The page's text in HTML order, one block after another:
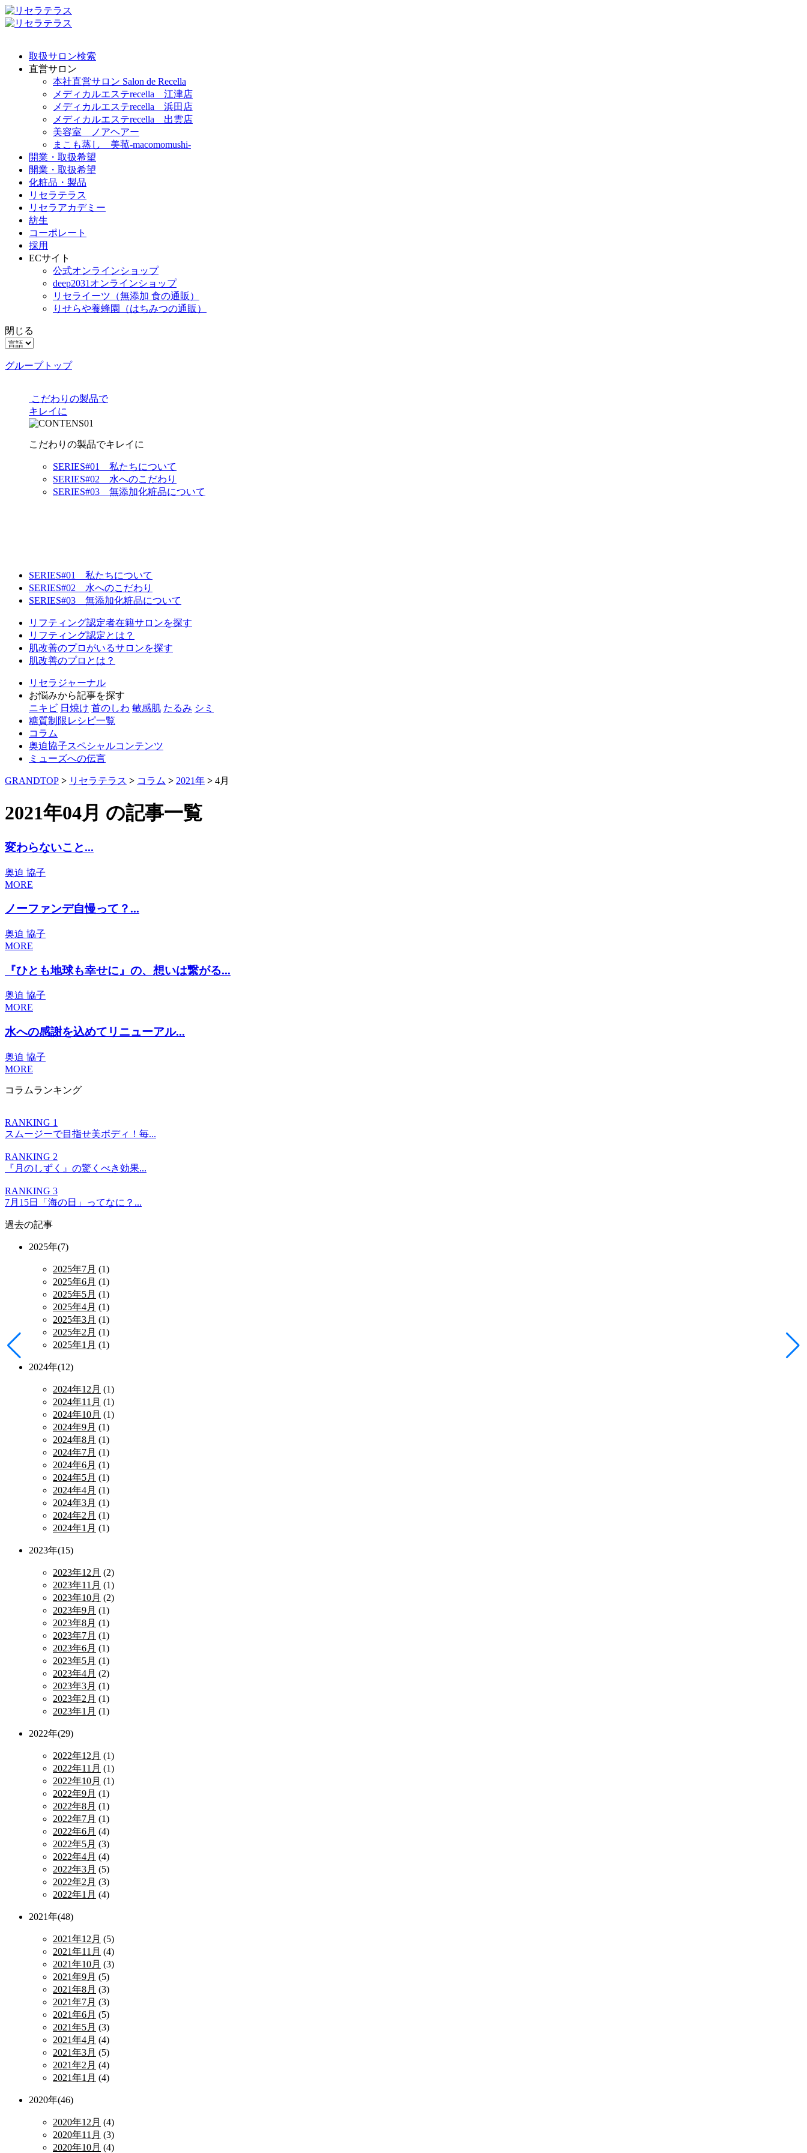
取扱サロン検索
直営サロン
本社直営サロン Salon de Recella
メディカルエステrecella 江津店
メディカルエステrecella 浜田店
メディカルエステrecella 出雲店
美容室 ノアヘアー
まこも蒸し 美菰-macomomushi-
開業・取扱希望
開業・取扱希望
化粧品・製品
リセラテラス
リセラアカデミー
紡生
コーポレート
採用
ECサイト
公式オンラインショップ
deep2031オンラインショップ
リセライーツ （無添加 食の通販）
りせらや養蜂園
（はちみつの通販）
閉じる
グループトップ
こだわりの製品で
キレイに
こだわりの製品でキレイに
SERIES#01 私たちについて
SERIES#02 水へのこだわり
SERIES#03 無添加化粧品について
SERIES#01 私たちについて
SERIES#02 水へのこだわり
SERIES#03 無添加化粧品について
リフティング認定者在籍サロンを探す
リフティング認定とは？
肌改善のプロがいるサロンを探す
肌改善のプロとは？
リセラジャーナル
お悩みから記事を探す
ニキビ 日焼け 首のしわ 敏感肌 たるみ シミ
糖質制限レシピ一覧
コラム
奥迫協子スペシャルコンテンツ
ミューズへの伝言
GRANDTOP > リセラテラス > コラム > 2021年 > 4月
2021年04月 の記事一覧
変わらないこと...
奥迫 協子
MORE
ノーファンデ自慢って？...
奥迫 協子
MORE
『ひとも地球も幸せに』の、想いは繋がる...
奥迫 協子
MORE
水への感謝を込めてリニューアル...
奥迫 協子
MORE
コラムランキング
RANKING 1
スムージーで目指せ美ボディ！毎...
RANKING 2
『月のしずく』の驚くべき効果...
RANKING 3
7月15日「海の日」ってなに？...
過去の記事
2025年(7)
2025年7月 (1)
2025年6月 (1)
2025年5月 (1)
2025年4月 (1)
2025年3月 (1)
2025年2月 (1)
2025年1月 (1)
2024年(12)
2024年12月 (1)
2024年11月 (1)
2024年10月 (1)
2024年9月 (1)
2024年8月 (1)
2024年7月 (1)
2024年6月 (1)
2024年5月 (1)
2024年4月 (1)
2024年3月 (1)
2024年2月 (1)
2024年1月 (1)
2023年(15)
2023年12月 (2)
2023年11月 (1)
2023年10月 (2)
2023年9月 (1)
2023年8月 (1)
2023年7月 (1)
2023年6月 (1)
2023年5月 (1)
2023年4月 (2)
2023年3月 (1)
2023年2月 (1)
2023年1月 (1)
2022年(29)
2022年12月 (1)
2022年11月 (1)
2022年10月 (1)
2022年9月 (1)
2022年8月 (1)
2022年7月 (1)
2022年6月 (4)
2022年5月 (3)
2022年4月 (4)
2022年3月 (5)
2022年2月 (3)
2022年1月 (4)
2021年(48)
2021年12月 (5)
2021年11月 (4)
2021年10月 (3)
2021年9月 (5)
2021年8月 (3)
2021年7月 (3)
2021年6月 (5)
2021年5月 (3)
2021年4月 (4)
2021年3月 (5)
2021年2月 (4)
2021年1月 (4)
2020年(46)
2020年12月 (4)
2020年11月 (3)
2020年10月 (4)